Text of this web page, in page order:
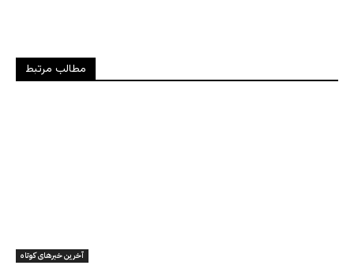
مطالب مرتبط
آخرین خبرهای کوتاه